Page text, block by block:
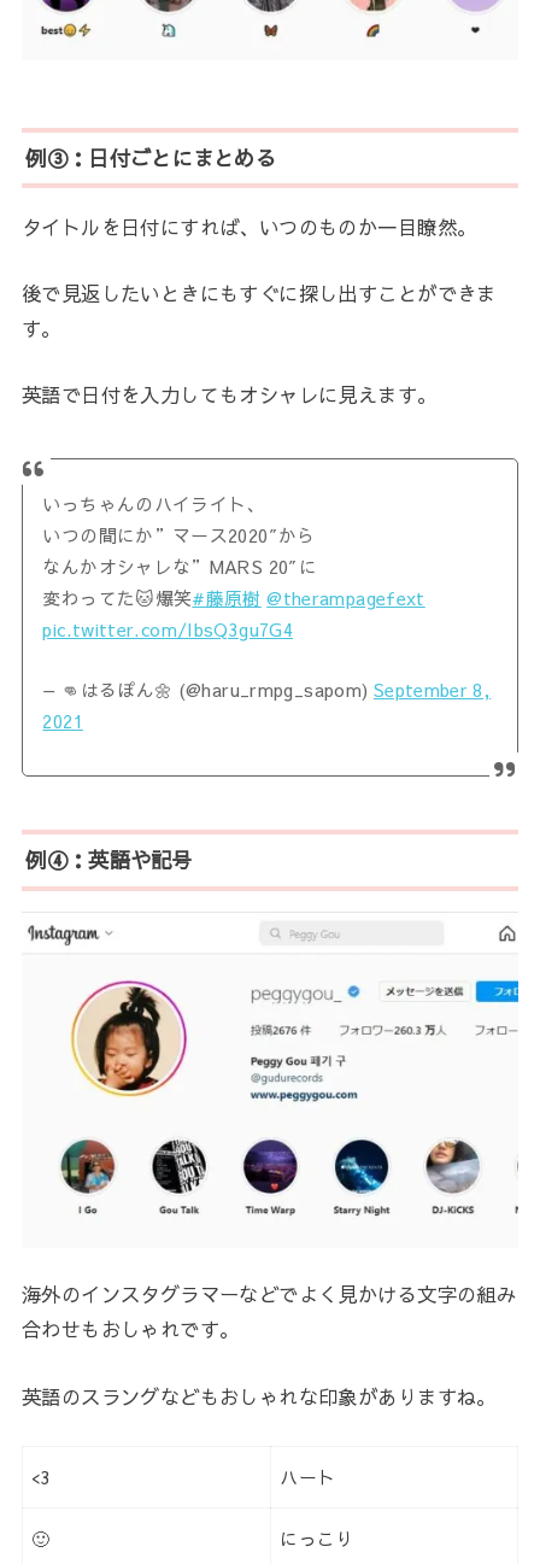
例③：日付ごとにまとめる
タイトルを日付にすれば、いつのものか一目瞭然。
後で見返したいときにもすぐに探し出すことができま
す。
英語で日付を入力してもオシャレに見えます。
いっちゃんのハイライト、
いつの間にか”マース2020″から
なんかオシャレな”MARS 20″に
変わってた🐱爆笑#藤原樹 @therampagefext
pic.twitter.com/IbsQ3gu7G4
— 👊はるぽん🌼 (@haru_rmpg_sapom) September 8,
2021
例④：英語や記号
海外のインスタグラマーなどでよく見かける文字の組み
合わせもおしゃれです。
英語のスラングなどもおしゃれな印象がありますね。
<3 ハート
🙂 にっこり